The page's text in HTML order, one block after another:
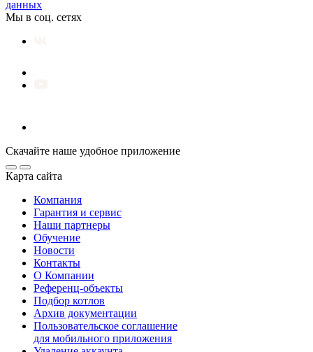
данных
Мы в соц. сетях
Скачайте наше удобное приложение
Карта сайта
Компания
Гарантия и сервис
Наши партнеры
Обучение
Новости
Контакты
О Компании
Референц-объекты
Подбор котлов
Архив документации
Пользовательское соглашение
для мобильного приложения